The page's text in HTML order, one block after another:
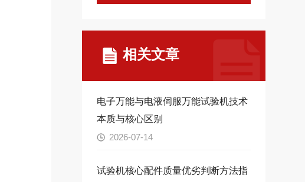
相关文章
电子万能与电液伺服万能试验机技术
本质与核心区别
2026-07-14
试验机核心配件质量优劣判断方法指